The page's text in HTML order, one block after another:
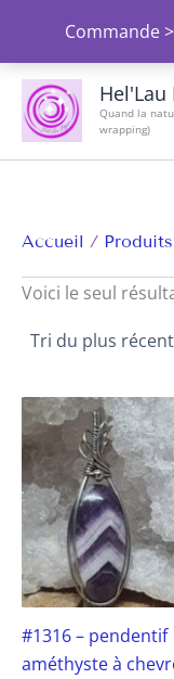
Commande
contenu
Hel'Lau
Quand la
wrapping)
Accueil Produits
Voici le seul
#1316 – pendentif
améthyste à